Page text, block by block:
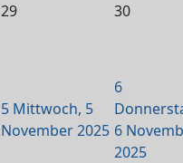
29 30
5 Mittwoch, 5
November 2025
6
6
2025